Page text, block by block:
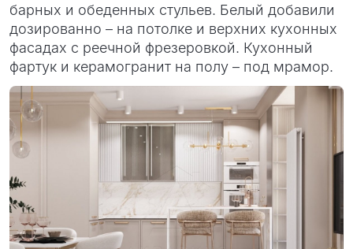
барных и обеденных стульев. Белый добавили
дозированно – на потолке и верхних кухонных
фасадах с реечной фрезеровкой. Кухонный
фартук и керамогранит на полу – под мрамор.